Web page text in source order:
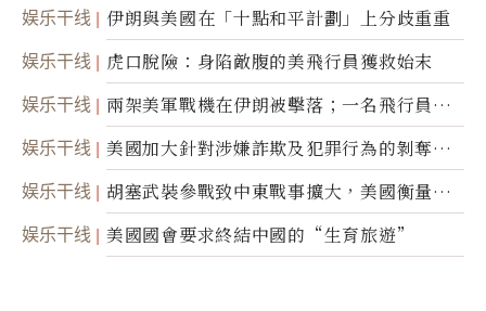
間接技術轉讓
娱乐干线 伊朗與美國在「十點和平計劃」上分歧重重
娱乐干线 虎口脫險：身陷敵腹的美飛行員獲救始末
娱乐干线
兩架美軍戰機在伊朗被擊落；一名飛行員失
蹤
娱乐干线
美國加大針對涉嫌詐欺及犯罪行為的剝奪公
民權力度
娱乐干线
胡塞武裝參戰致中東戰事擴大，美國衡量地
面入侵的可能性
娱乐干线 美國國會要求終結中國的“生育旅遊”